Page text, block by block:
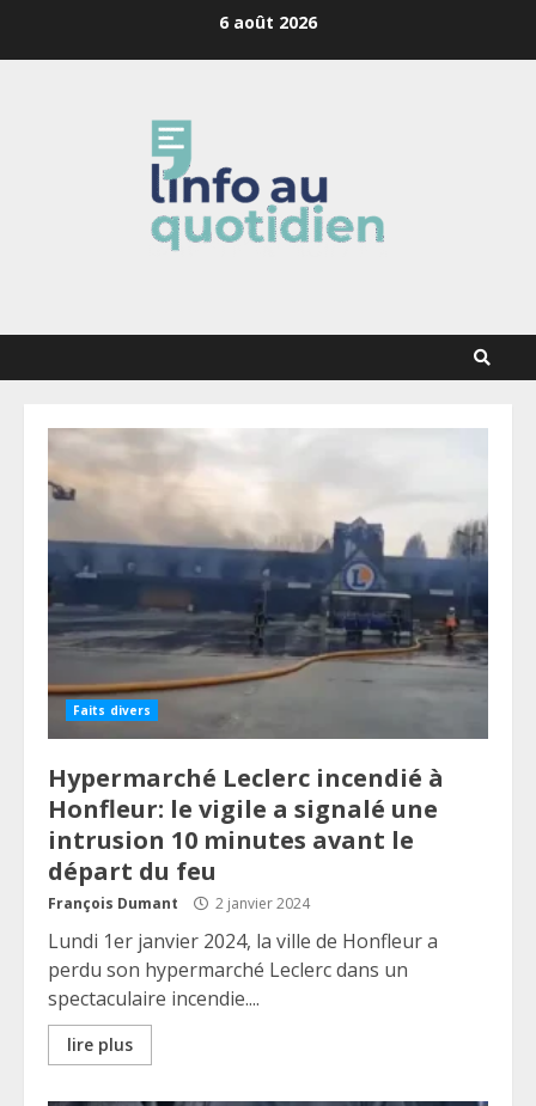
6 août 2026
Faits divers
Hypermarché Leclerc incendié à
Honfleur: le vigile a signalé une
intrusion 10 minutes avant le
départ du feu
François Dumant 2 janvier 2024
Lundi 1er janvier 2024, la ville de Honfleur a
perdu son hypermarché Leclerc dans un
spectaculaire incendie....
lire plus